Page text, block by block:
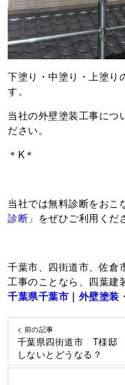
下塗り・中塗り・上塗り
す。
当社の外壁塗装工事につ
ださい。
＊K＊
当社では無料診断をおこ
診断」 をぜひご利用くだ
千葉市、四街道市、佐倉
工事のことなら、四葉建
千葉県千葉市｜外壁塗装
< 前の記事
千葉県四街道市 T様
しないとどうなる？